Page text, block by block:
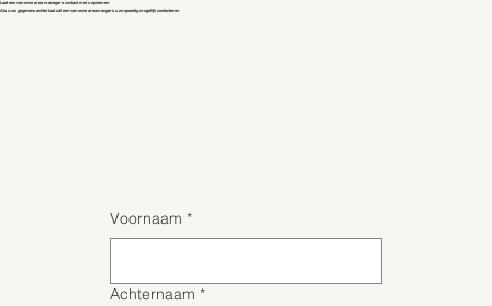
Laat een van onze area managers contact met u opnemen
Als u uw gegevens achterlaat zal een van onze areamangers u zo spoedig mogelijk contacteren
Voornaam *
Achternaam *